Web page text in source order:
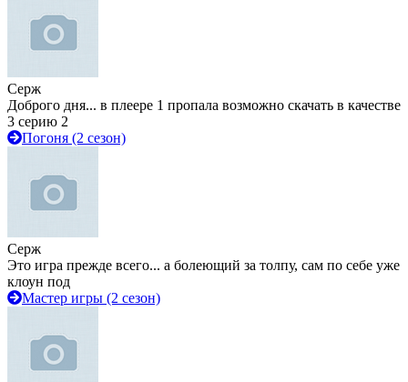
Серж
Доброго дня... в плеере 1 пропала возможно скачать в качестве
3 серию 2
Погоня (2 сезон)
Серж
Это игра прежде всего... а болеющий за толпу, сам по себе уже
клоун под
Мастер игры (2 сезон)